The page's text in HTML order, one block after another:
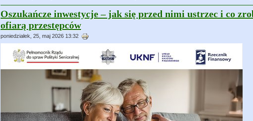
Oszukańcze inwestycje – jak się przed nimi ustrzec i co
ofiarą przestępców
poniedziałek, 25, maj 2026 13:32